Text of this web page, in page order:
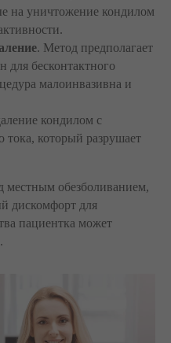
на уничтожение кондилом
. Метод предполагает
для бесконтактного
малоинвазивна и
кондилом с
тока, который разрушает
местным обезболиванием,
дискомфорт для
пациентка может